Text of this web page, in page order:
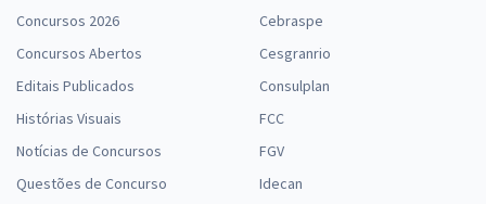
Concursos 2026
Concursos Abertos
Editais Publicados
Histórias Visuais
Notícias de Concursos
Questões de Concurso
Cebraspe
Cesgranrio
Consulplan
FCC
FGV
Idecan